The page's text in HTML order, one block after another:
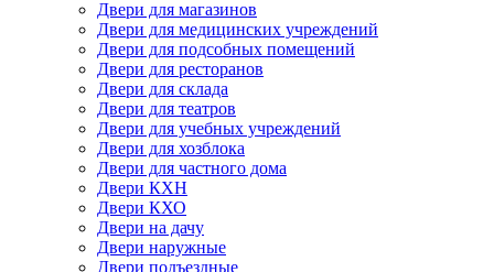
Двери для магазинов
Двери для медицинских учреждений
Двери для подсобных помещений
Двери для ресторанов
Двери для склада
Двери для театров
Двери для учебных учреждений
Двери для хозблока
Двери для частного дома
Двери КХН
Двери КХО
Двери на дачу
Двери наружные
Двери подъездные